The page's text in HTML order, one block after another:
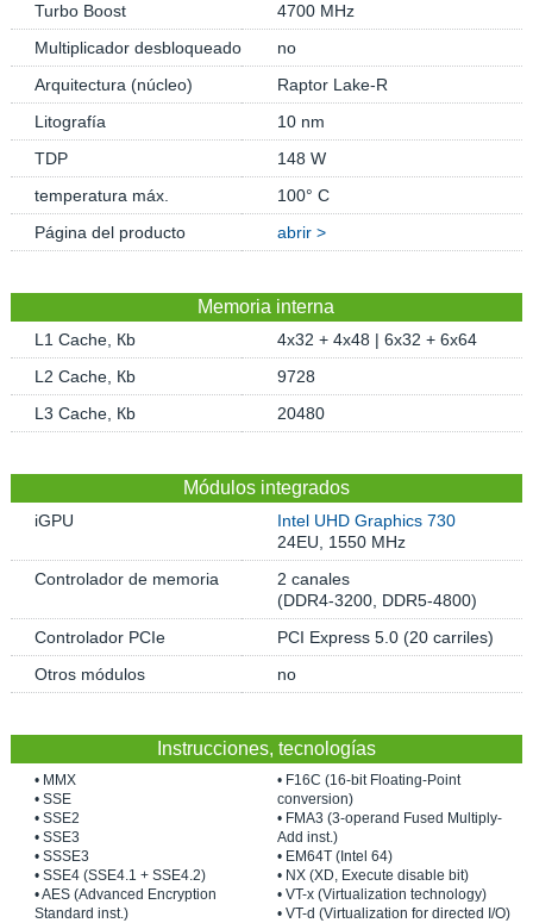
Turbo Boost
4700 MHz
Multiplicador desbloqueado
no
Arquitectura (núcleo)
Raptor Lake-R
Litografía
10 nm
TDP
148 W
temperatura máx.
100° C
Página del producto
abrir >
Memoria interna
L1 Cache, Кb
4x32 + 4x48 | 6x32 + 6x64
L2 Cache, Кb
9728
L3 Cache, Кb
20480
Módulos integrados
iGPU
Intel UHD Graphics 730
24EU, 1550 MHz
Controlador de memoria
2 canales
(DDR4-3200, DDR5-4800)
Controlador PCIe
PCI Express 5.0 (20 carriles)
Otros módulos
no
Instrucciones, tecnologías
• MMX
• SSE
• SSE2
• SSE3
• SSSE3
• SSE4 (SSE4.1 + SSE4.2)
• AES (Advanced Encryption
Standard inst.)
• F16C (16-bit Floating-Point
conversion)
• FMA3 (3-operand Fused Multiply-
Add inst.)
• EM64T (Intel 64)
• NX (XD, Execute disable bit)
• VT-x (Virtualization technology)
• VT-d (Virtualization for directed I/O)